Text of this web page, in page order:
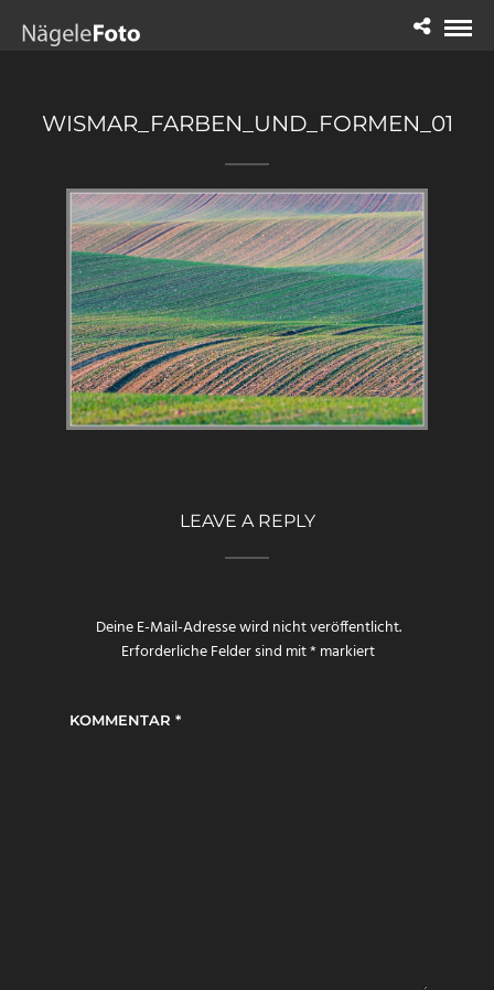
WISMAR_FARBEN_UND_FORMEN_01
LEAVE A REPLY
Deine E-Mail-Adresse wird nicht veröffentlicht.
Erforderliche Felder sind mit*markiert
KOMMENTAR *